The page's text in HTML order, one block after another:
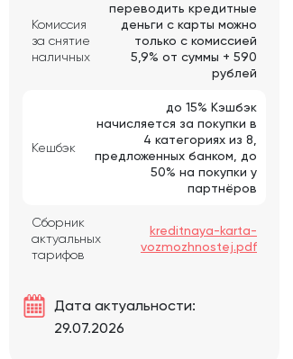
Комиссия
за снятие
наличных
переводить кредитные
деньги с карты можно
только с комиссией
5,9% от суммы + 590
рублей
Кешбэк
до 15% Кэшбэк
начисляется за покупки в
4 категориях из 8,
предложенных банком, до
50% на покупки у
партнёров
Сборник
актуальных
тарифов
kreditnaya-karta-
vozmozhnostej.pdf
Дата актуальности:
29.07.2026